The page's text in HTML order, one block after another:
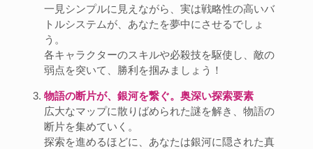
一見シンプルに見えながら、実は戦略性の高いバ
トルシステムが、あなたを夢中にさせるでしょ
う。
各キャラクターのスキルや必殺技を駆使し、敵の
弱点を突いて、勝利を掴みましょう！
物語の断片が、銀河を繋ぐ。奥深い探索要素
広大なマップに散りばめられた謎を解き、物語の
断片を集めていく。
探索を進めるほどに、あなたは銀河に隠された真